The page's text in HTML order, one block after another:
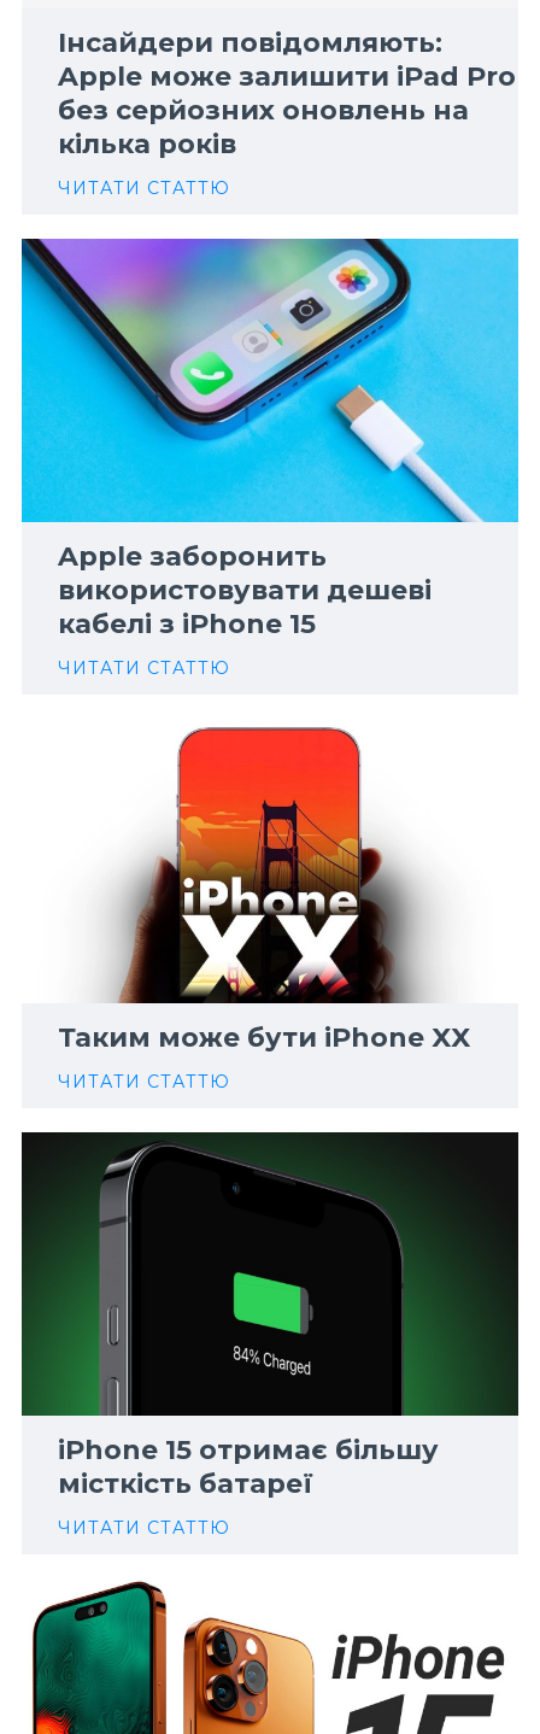
Інсайдери повідомляють:
Apple може залишити iPad Pro
без серйозних оновлень на
кілька років
ЧИТАТИ СТАТТЮ
Apple заборонить
використовувати дешеві
кабелі з iPhone 15
ЧИТАТИ СТАТТЮ
Таким може бути iPhone XX
ЧИТАТИ СТАТТЮ
iPhone 15 отримає більшу
місткість батареї
ЧИТАТИ СТАТТЮ